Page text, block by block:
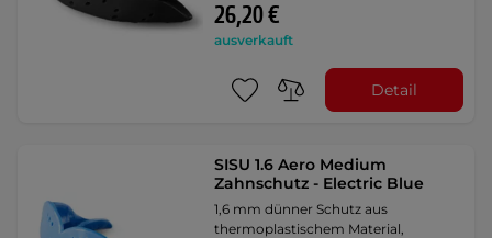
26,20 €
ausverkauft
Detail
SISU 1.6 Aero Medium
Zahnschutz - Electric Blue
1,6 mm dünner Schutz aus
thermoplastischem Material,